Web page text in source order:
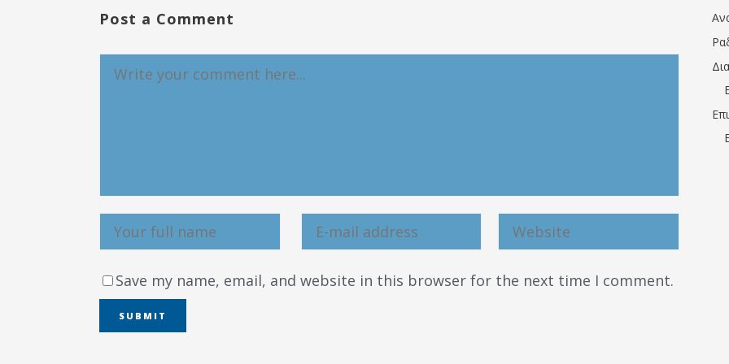
Post a Comment
Save my name, email, and website in this browser for the next time I comment.